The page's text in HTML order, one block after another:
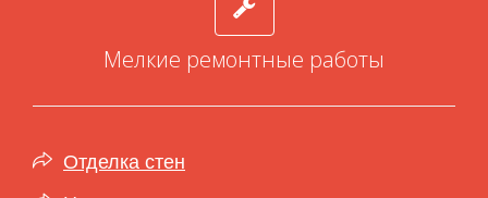
Мелкие ремонтные работы
Отделка стен